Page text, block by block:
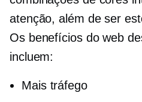
atenção, além de ser
Os benefícios do web
incluem:
Mais tráfego